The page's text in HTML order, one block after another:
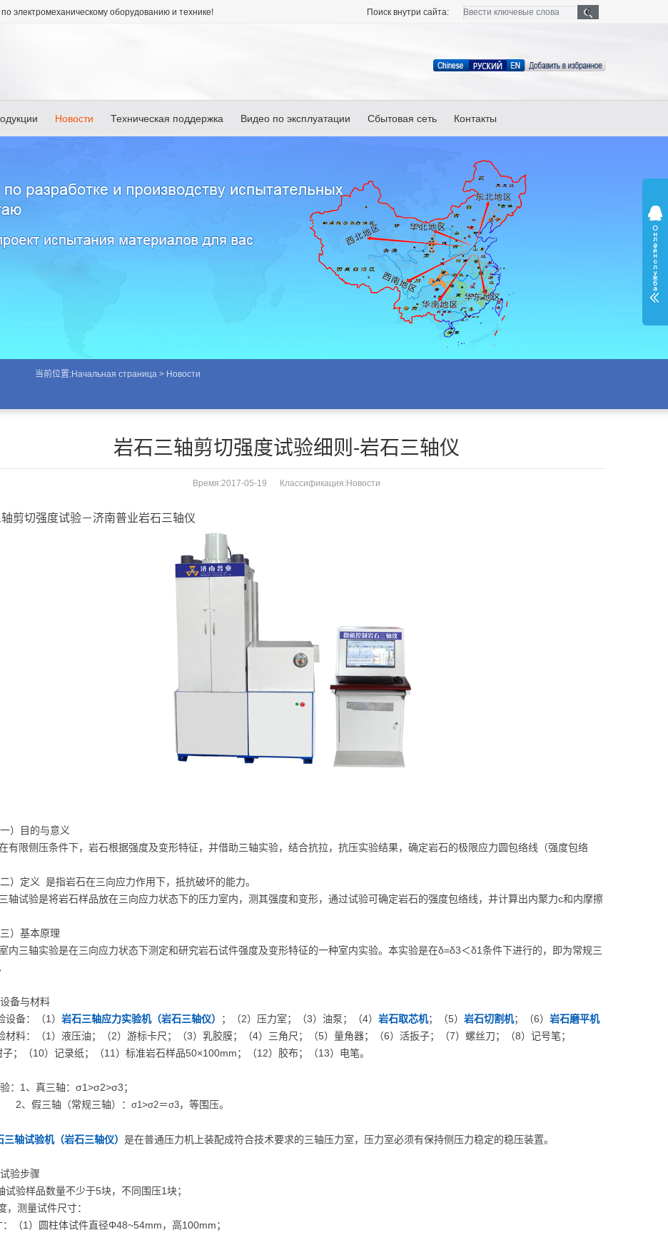
электромеханическому оборудованию и технике! Поиск внутри сайта:
Новости Техническая поддержка Видео по эксплуатации Сбытовая сеть Контакты
当前位置:Начальная страница > Новости
岩石三轴剪切强度试验细则-岩石三轴仪
Время:2017-05-19 Классификация:Новости
剪切强度试验－济南普业岩石三轴仪
目的与意义
有限侧压条件下，岩石根据强度及变形特征，并借助三轴实验，结合抗拉，抗压实验结果，确定岩石的极限应力圆包络线（强度包络
定义 是指岩石在三向应力作用下，抵抗破坏的能力。
轴试验是将岩石样品放在三向应力状态下的压力室内，测其强度和变形，通过试验可确定岩石的强度包络线，并计算出内聚力c和内摩擦
基本原理
内三轴实验是在三向应力状态下测定和研究岩石试件强度及变形特征的一种室内实验。本实验是在δ=δ3＜δ1条件下进行的，即为常规三
设备与材料
设备：（1） 岩石三轴应力实验机（岩石三轴仪） ；（2）压力室；（3）油泵；（4） 岩石取芯机；（5） 岩石切割机；（6） 岩石磨平机
材料：（1）液压油；（2）游标卡尺；（3）乳胶膜；（4）三角尺；（5）量角器；（6）活扳子；（7）螺丝刀；（8）记号笔；
子；（10）记录纸；（11）标准岩石样品50×100mm；（12）胶布；（13）电笔。
：1、真三轴：σ1>σ2>σ3；
三轴（常规三轴）： σ1>σ2＝σ3，等围压。
三轴试验机（岩石三轴仪） 是在普通压力机上装配成符合技术要求的三轴压力室，压力室必须有保持侧压力稳定的稳压装置。
试验步骤
试验样品数量不少于5块，不同围压1块；
，测量试件尺寸：
：（1）圆柱体试件直径Φ48~54mm，高100mm；